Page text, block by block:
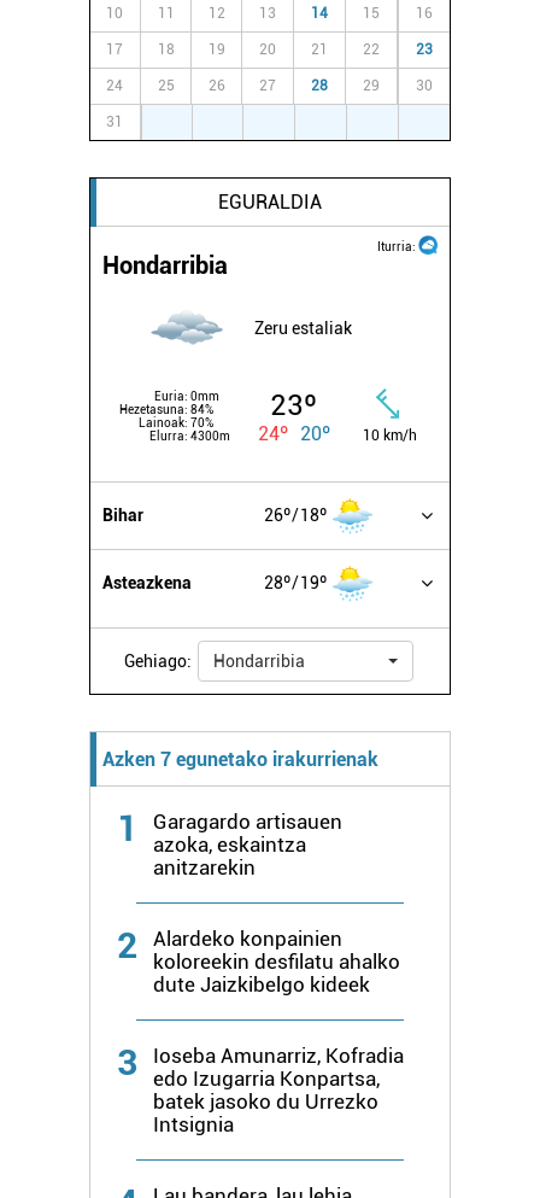
10 11 12 13 14 15 16
17 18 19 20 21 22 23
24 25 26 27 28 29 30
31
EGURALDIA
Iturria:
Hondarribia
Zeru estaliak
Euria: 0mm
Hezetasuna: 84%
Lainoak: 70%
Elurra: 4300m
23º
24º 20º 10 km/h
Bihar 26º 18º
Asteazkena 28º 19º
Gehiago: Hondarribia
Azken 7 egunetako irakurrienak
1
Garagardo artisauen
azoka, eskaintza
anitzarekin
2
Alardeko konpainien
koloreekin desfilatu ahalko
dute Jaizkibelgo kideek
3
Ioseba Amunarriz, Kofradia
edo Izugarria Konpartsa,
batek jasoko du Urrezko
Intsignia